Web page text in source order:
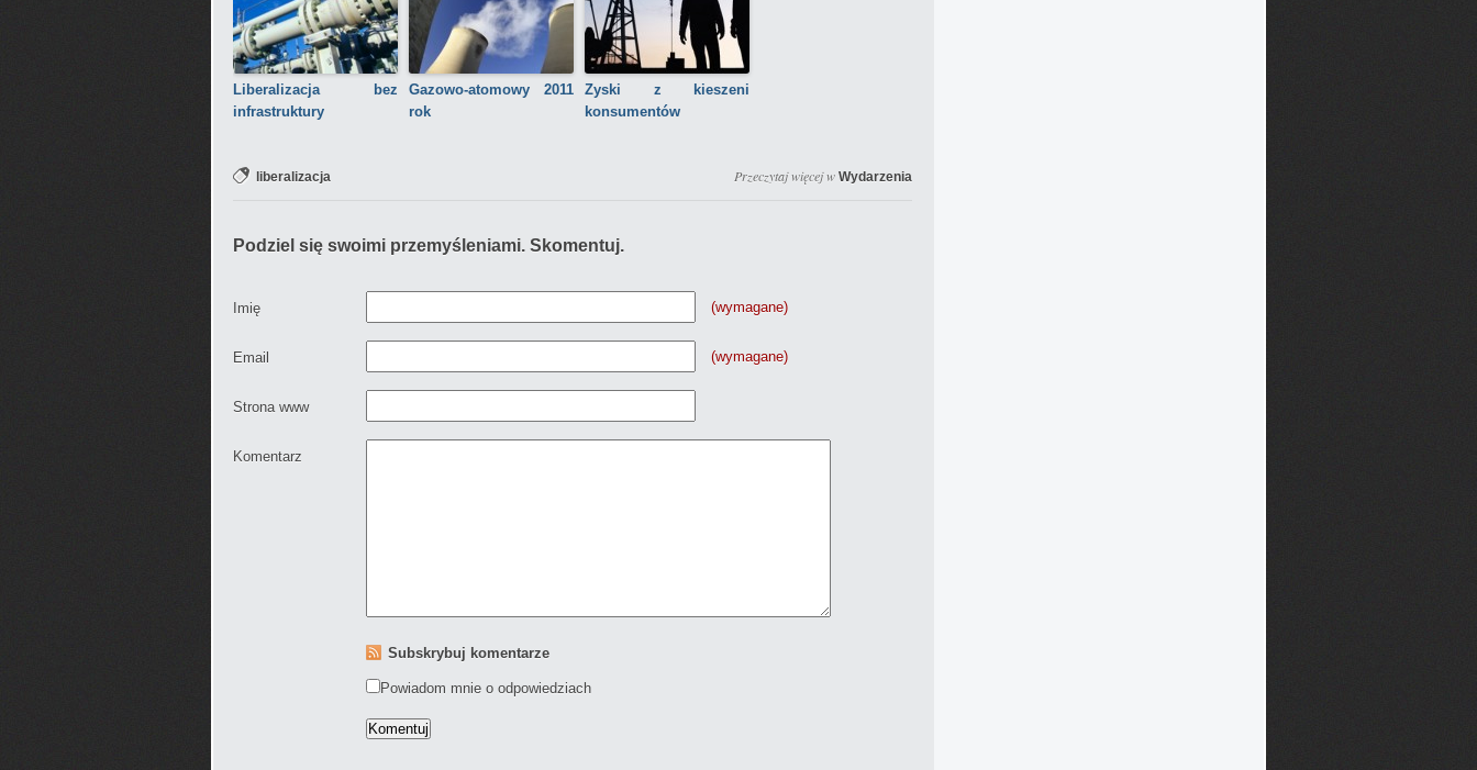
Liberalizacja bez
infrastruktury
Gazowo-atomowy 2011
rok
Zyski z kieszeni
konsumentów
Przeczytaj więcej w Wydarzenia
liberalizacja
Podziel się swoimi przemyśleniami. Skomentuj.
Imię (wymagane)
Email (wymagane)
Strona www
Komentarz
Subskrybuj komentarze
Powiadom mnie o odpowiedziach